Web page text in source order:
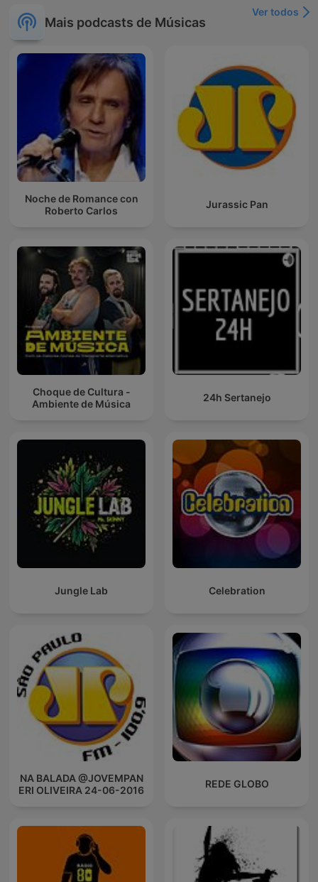
Mais podcasts de Músicas
Ver todos
Noche de Romance con
Roberto Carlos
Jurassic Pan
Choque de Cultura -
Ambiente de Música
24h Sertanejo
Jungle Lab Celebration
NA BALADA @JOVEMPAN
ERI OLIVEIRA 24-06-2016
REDE GLOBO